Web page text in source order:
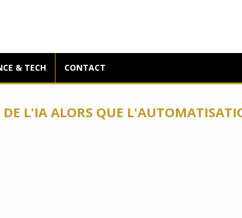
& TECH CONTACT
L'IA ALORS QUE